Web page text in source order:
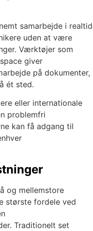
samarbejde i realtid
uden at være
Værktøjer som
giver
på dokumenter,
ét sted.
eller internationale
problemfri
kan få adgang til
og mellemstore
største fordele ved
Traditionelt set